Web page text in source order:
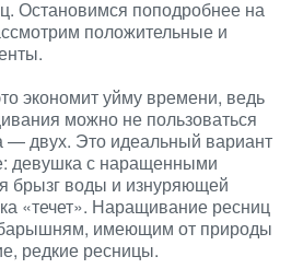
Остановимся поподробнее на
положительные и
экономит уйму времени, ведь
можно не пользоваться
— двух. Это идеальный вариант
девушка с наращенными
брызг воды и изнуряющей
«течет». Наращивание ресниц
имеющим от природы
редкие ресницы.